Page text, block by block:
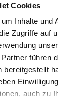
Cookies
Inhalte und
Zugriffe auf
führen
bereitgestellt
auch zu